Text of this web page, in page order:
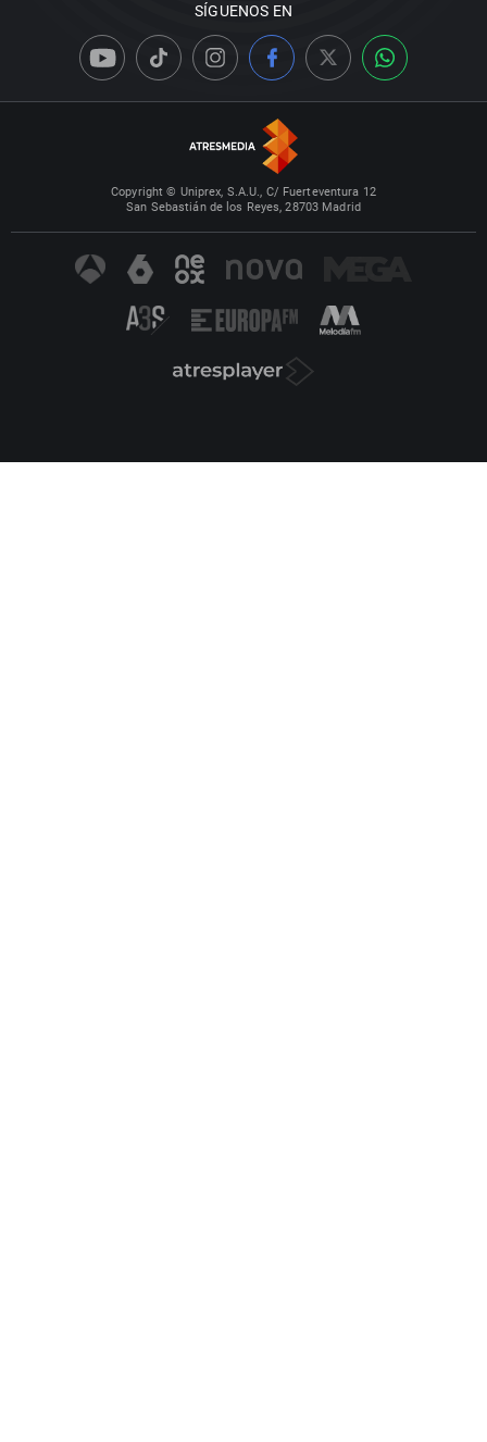
SÍGUENOS EN
Copyright © Uniprex, S.A.U., C/ Fuerteventura 12
San Sebastián de los Reyes, 28703 Madrid